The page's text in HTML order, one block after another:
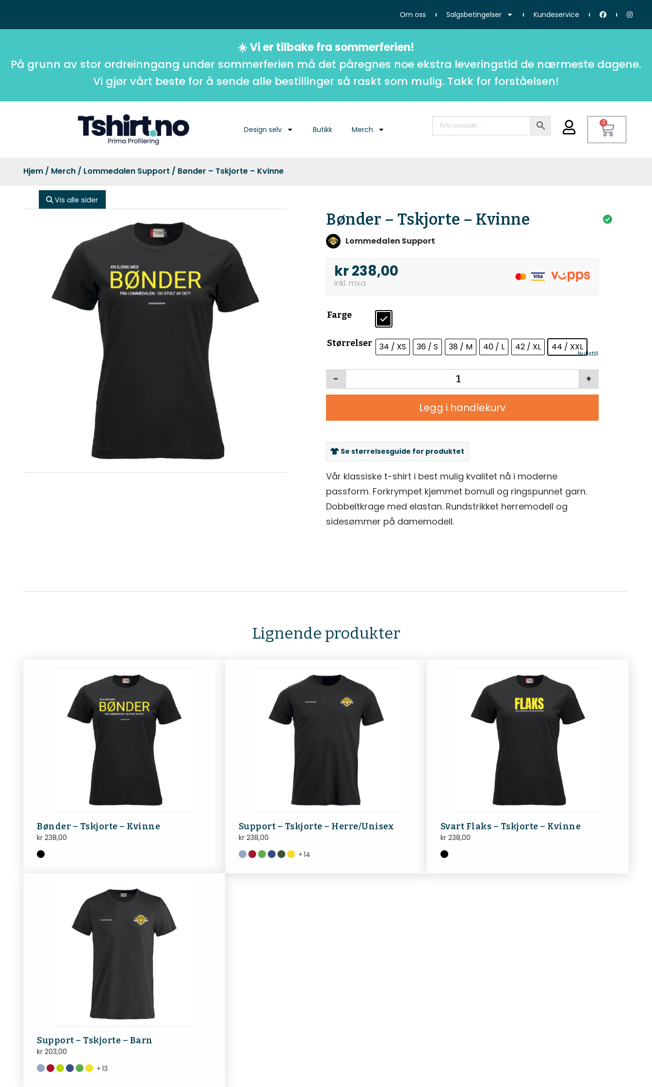
Om oss Salgsbetingelser Kundeservice
☀️ Vi er tilbake fra sommerferien!
På grunn av stor ordreinngang under sommerferien må det påregnes noe ekstra leveringstid de nærmeste dagene.
Vi gjør vårt beste for å sende alle bestillinger så raskt som mulig. Takk for forståelsen!
Design selv Butikk Merch
0
Hjem / Merch / Lommedalen Support / Bønder – Tskjorte – Kvinne
Vis alle sider
Bønder – Tskjorte – Kvinne
Lommedalen Support
kr238,00
Farge
Størrelser 34 / XS 36 / S 38 / M 40 / L 42 / XL 44 / XXL
Nullstill
+
-
Legg i handlekurv
Se størrelsesguide for produktet
Vår klassiske t-shirt i best mulig kvalitet nå i moderne
passform. Forkrympet kjemmet bomull og ringspunnet garn.
Dobbeltkrage med elastan. Rundstrikket herremodell og
sidesømmer på damemodell.
Lignende produkter
Bønder – Tskjorte – Kvinne
kr 238,00
Support – Tskjorte – Herre/Unisex
kr238,00
+14
Svart Flaks – Tskjorte – Kvinne
kr238,00
Support – Tskjorte – Barn
kr 203,00
+13